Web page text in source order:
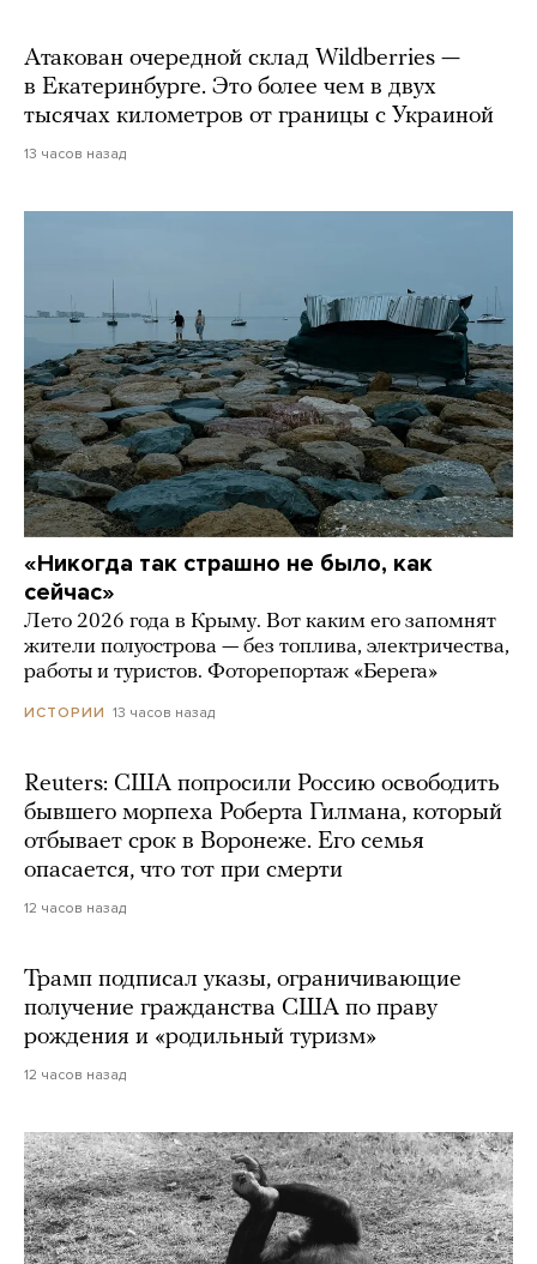
Атакован очередной склад Wildberries —
в Екатеринбурге. Это более чем в двух
тысячах километров от границы с Украиной
13 часов назад
«Никогда так страшно не было, как
сейчас»
Лето 2026 года в Крыму. Вот каким его запомнят
жители полуострова — без топлива, электричества,
работы и туристов. Фоторепортаж «Берега»
ИСТОРИИ 13 часов назад
Reuters: США попросили Россию освободить
бывшего морпеха Роберта Гилмана, который
отбывает срок в Воронеже. Его семья
опасается, что тот при смерти
12 часов назад
Трамп подписал указы, ограничивающие
получение гражданства США по праву
рождения и «родильный туризм»
12 часов назад